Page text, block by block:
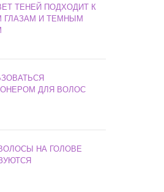
ТЕНЕЙ ПОДХОДИТ К
ГЛАЗАМ И ТЕМНЫМ
ДЛЯ ВОЛОС
НА ГОЛОВЕ